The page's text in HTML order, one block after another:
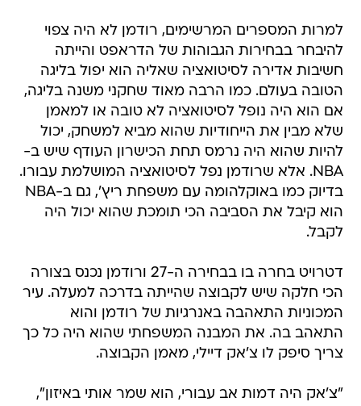
למרות המספרים המרשימים, רודמן לא היה צפוי
להיבחר בבחירות הגבוהות של הדראפט והייתה
חשיבות אדירה לסיטואציה שאליה הוא יפול בליגה
הטובה בעולם. כמו הרבה מאוד שחקני משנה בליגה,
אם הוא היה נופל לסיטואציה לא טובה או למאמן
שלא מבין את הייחודיות שהוא מביא למשחק, יכול
להיות שהוא היה נרמס תחת הכישרון העודף שיש ב-
NBA. אלא שרודמן נפל לסיטואציה המושלמת עבורו.
בדיוק כמו באוקלהומה עם משפחת ריץ', גם ב-NBA
הוא קיבל את הסביבה הכי תומכת שהוא יכול היה
לקבל.
דטרויט בחרה בו בבחירה ה-27 ורודמן נכנס בצורה
הכי חלקה שיש לקבוצה שהייתה בדרכה למעלה. עיר
המכוניות התאהבה באנרגיות של רודמן והוא
התאהב בה. את המבנה המשפחתי שהוא היה כל כך
צריך סיפק לו צ'אק דיילי, מאמן הקבוצה.
"צ'אק היה דמות אב עבורי, הוא שמר אותי באיזון",